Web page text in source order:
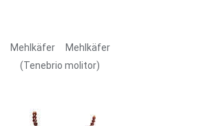
Mehlkäfer Mehlkäfer
(Tenebrio molitor)